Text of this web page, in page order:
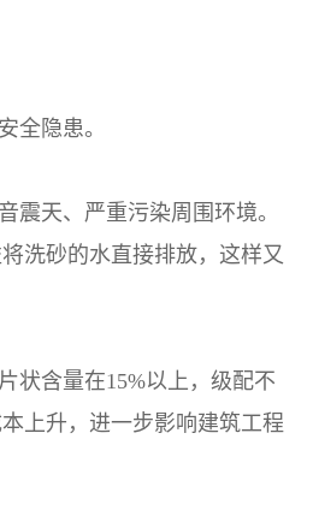
全隐患。
震天、严重污染周围环境。
洗砂的水直接排放，这样又
状含量在15%以上，级配不
上升，进一步影响建筑工程